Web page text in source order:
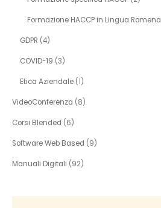
Formazione HACCP in Lingua Romena
GDPR (4)
COVID-19 (3)
Etica Aziendale (1)
VideoConferenza (8)
Corsi Blended (6)
Software Web Based (9)
Manuali Digitali (92)